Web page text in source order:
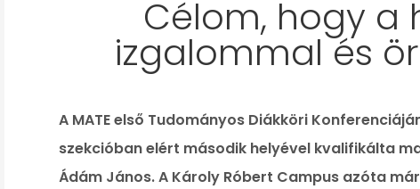
Célom, hogy a
izgalommal és
A MATE első Tudományos Diákköri
szekcióban elért második helyével kvalifikálta
Ádám János. A Károly Róbert Campus azóta